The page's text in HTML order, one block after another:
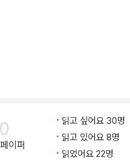
흩어진 역사 지식의 빈틈을
평을 받으며 절판 이후에도 독
추
가 된 최근 전시들을 통해 새롭
갔다. 그리고 마침내 각각 다른
브제 문화사’라는 한 목걸이에
0
이퍼
읽고 싶어요 30명
읽고 있어요 8명
읽었어요 22명